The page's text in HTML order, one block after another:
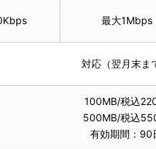
最大1Mbps
対応（翌月末ま
100MB/税込
500MB/税込
有効期間：90